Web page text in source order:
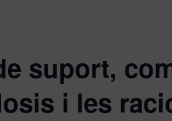
suport,
i les